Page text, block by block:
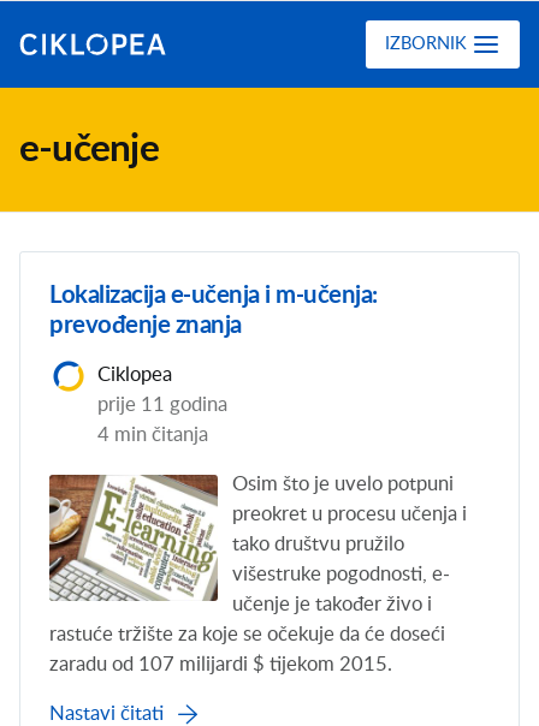
IZBORNIK
e-učenje
Lokalizacija e-učenja i m-učenja:
prevođenje znanja
Ciklopea
prije 11 godina
4 min čitanja
Osim što je uvelo potpuni
preokret u procesu učenja i
tako društvu pružilo
višestruke pogodnosti, e-
učenje je također živo i
rastuće tržište za koje se očekuje da će doseći
zaradu od 107 milijardi $ tijekom 2015.
Nastavi čitati